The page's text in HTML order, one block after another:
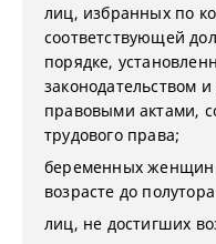
лиц, избранных по
соответствующей
порядке,
законодательством
правовыми актами,
трудового права;
беременных
возрасте до
лиц, не достигших